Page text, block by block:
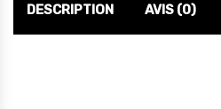
DESCRIPTION AVIS (0)